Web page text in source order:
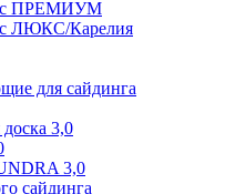
ПРЕМИУМ
ЛЮКС/Карелия
для сайдинга
3,0
3,0
сайдинга